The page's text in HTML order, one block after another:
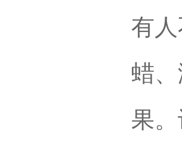
有
蜡
果